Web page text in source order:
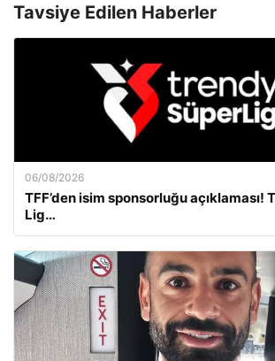
Tavsiye Edilen Haberler
06/08/2026
TFF’den isim sponsorluğu açıklaması!
Lig…